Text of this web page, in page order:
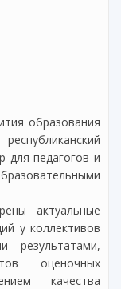
образования
для педагогов и
актуальные
у коллективов
результатами,
оценочных
качества